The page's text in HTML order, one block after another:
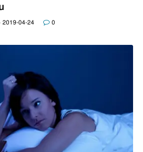
2019-04-24 0